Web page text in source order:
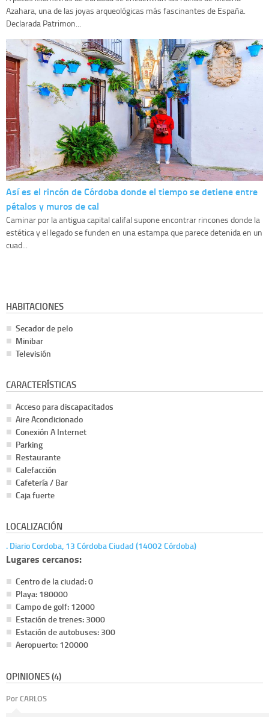
Azahara, una de las joyas arqueológicas más fascinantes de España.
Declarada Patrimon...
Así es el rincón de Córdoba donde el tiempo se detiene entre
pétalos y muros de cal
Caminar por la antigua capital califal supone encontrar rincones donde la
estética y el legado se funden en una estampa que parece detenida en un
cuad...
HABITACIONES
Secador de pelo
Minibar
Televisión
CARACTERÍSTICAS
Acceso para discapacitados
Aire Acondicionado
Conexión A Internet
Parking
Restaurante
Calefacción
Cafetería / Bar
Caja fuerte
LOCALIZACIÓN
. Diario Cordoba, 13 Córdoba Ciudad (14002 Córdoba)
Lugares cercanos:
Centro de la ciudad: 0
Playa: 180000
Campo de golf: 12000
Estación de trenes: 3000
Estación de autobuses: 300
Aeropuerto: 120000
OPINIONES (4)
Por CARLOS